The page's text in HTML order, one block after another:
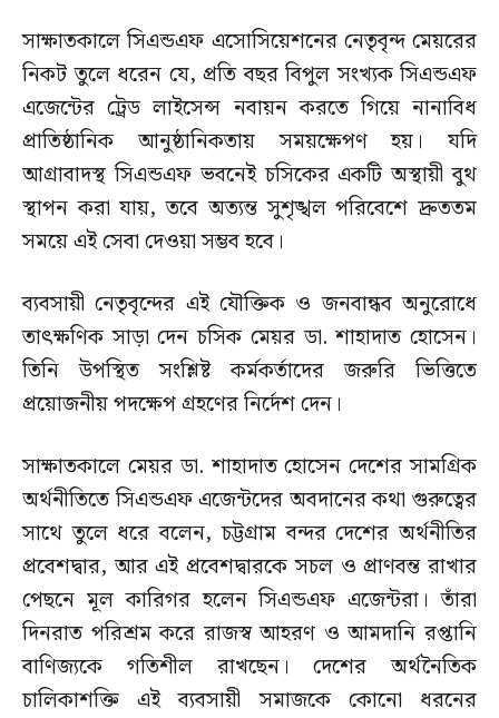
সাক্ষাতকালে সিএন্ডএফ এসোসিয়েশনের নেতৃবৃন্দ মেয়রের
নিকট তুলে ধরেন যে, প্রতি বছর বিপুল সংখ্যক সিএন্ডএফ
এজেন্টের ট্রেড লাইসেন্স নবায়ন করতে গিয়ে নানাবিধ
প্রাতিষ্ঠানিক আনুষ্ঠানিকতায় সময়ক্ষেপণ হয়। যদি
আগ্রাবাদস্থ সিএন্ডএফ ভবনেই চসিকের একটি অস্থায়ী বুথ
স্থাপন করা যায়, তবে অত্যন্ত সুশৃঙ্খল পরিবেশে দ্রুততম
সময়ে এই সেবা দেওয়া সম্ভব হবে।
ব্যবসায়ী নেতৃবৃন্দের এই যৌক্তিক ও জনবান্ধব অনুরোধে
তাৎক্ষণিক সাড়া দেন চসিক মেয়র ডা. শাহাদাত হোসেন।
তিনি উপস্থিত সংশ্লিষ্ট কর্মকর্তাদের জরুরি ভিত্তিতে
প্রয়োজনীয় পদক্ষেপ গ্রহণের নির্দেশ দেন।
সাক্ষাতকালে মেয়র ডা. শাহাদাত হোসেন দেশের সামগ্রিক
অর্থনীতিতে সিএন্ডএফ এজেন্টদের অবদানের কথা গুরুত্বের
সাথে তুলে ধরে বলেন, চট্টগ্রাম বন্দর দেশের অর্থনীতির
প্রবেশদ্বার, আর এই প্রবেশদ্বারকে সচল ও প্রাণবন্ত রাখার
পেছনে মূল কারিগর হলেন সিএন্ডএফ এজেন্টরা। তাঁরা
দিনরাত পরিশ্রম করে রাজস্ব আহরণ ও আমদানি রপ্তানি
বাণিজ্যকে গতিশীল রাখছেন। দেশের অর্থনৈতিক
চালিকাশক্তি এই ব্যবসায়ী সমাজকে কোনো ধরনের